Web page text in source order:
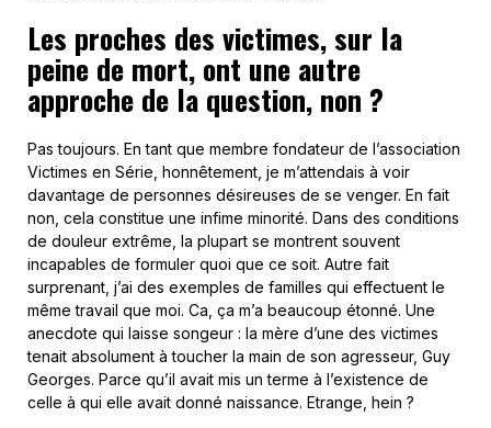
Les proches des victimes, sur la
peine de mort, ont une autre
approche de la question, non ?
Pas toujours. En tant que membre fondateur de l’association
Victimes en Série, honnêtement, je m’attendais à voir
davantage de personnes désireuses de se venger. En fait
non, cela constitue une infime minorité. Dans des conditions
de douleur extrême, la plupart se montrent souvent
incapables de formuler quoi que ce soit. Autre fait
surprenant, j’ai des exemples de familles qui effectuent le
même travail que moi. Ca, ça m’a beaucoup étonné. Une
anecdote qui laisse songeur : la mère d’une des victimes
tenait absolument à toucher la main de son agresseur, Guy
Georges. Parce qu’il avait mis un terme à l’existence de
celle à qui elle avait donné naissance. Etrange, hein ?